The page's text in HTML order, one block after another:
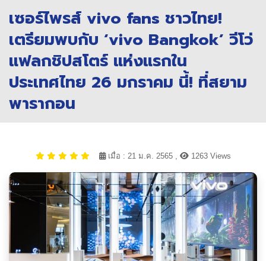
เซอร์ไพรส์ vivo fans ชาวไทย!
เตรียมพบกับ ‘vivo Bangkok’ วีโว่
แฟลกชิปสโตร์ แห่งแรกใน
ประเทศไทย 26 มกราคม นี้! ที่สยาม
พารากอน
เมื่อ : 21 ม.ค. 2565 , 1263 Views